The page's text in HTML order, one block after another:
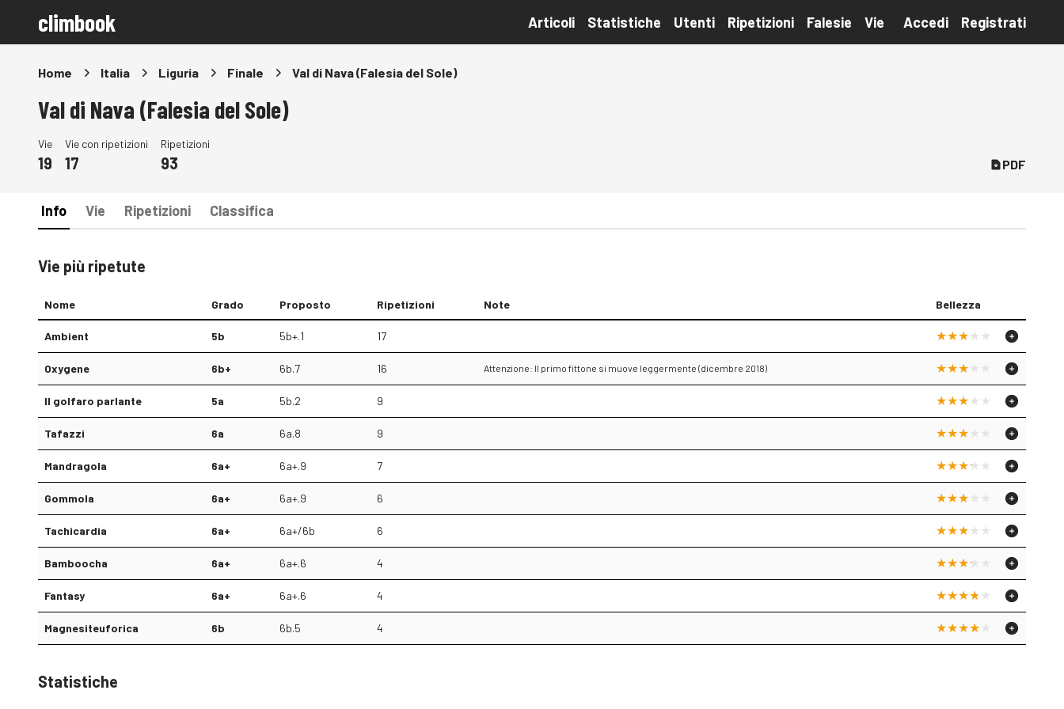
climbook Articoli Statistiche Utenti Ripetizioni Falesie Vie Accedi Registrati
Home Italia Liguria Finale Val di Nava (Falesia del Sole)
Val di Nava (Falesia del Sole)
Vie
19
Vie con ripetizioni
17
Ripetizioni
93 PDF
Info Vie Ripetizioni Classifica
Vie più ripetute
Nome Grado Proposto Ripetizioni Note Bellezza
Ambient 5b 5b+.1 17
Oxygene 6b+ 6b.7 16 Attenzione: Il primo fittone si muove leggermente (dicembre 2018)
Il golfaro parlante 5a 5b.2 9
Tafazzi 6a 6a.8 9
Mandragola 6a+ 6a+.9 7
Gommola 6a+ 6a+.9 6
Tachicardia 6a+ 6a+/6b 6
Bamboocha 6a+ 6a+.6 4
Fantasy 6a+ 6a+.6 4
Magnesiteuforica 6b 6b.5 4
Statistiche